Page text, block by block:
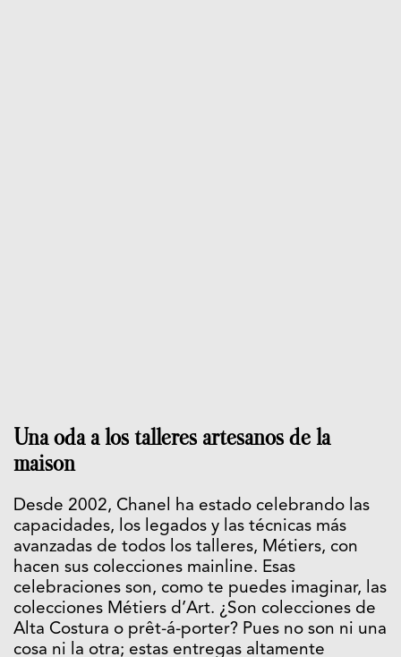
Una oda a los talleres artesanos de la
maison
Desde 2002, Chanel ha estado celebrando las
capacidades, los legados y las técnicas más
avanzadas de todos los talleres, Métiers, con
hacen sus colecciones mainline. Esas
celebraciones son, como te puedes imaginar, las
colecciones Métiers d’Art. ¿Son colecciones de
Alta Costura o prêt-á-porter? Pues no son ni una
cosa ni la otra; estas entregas altamente